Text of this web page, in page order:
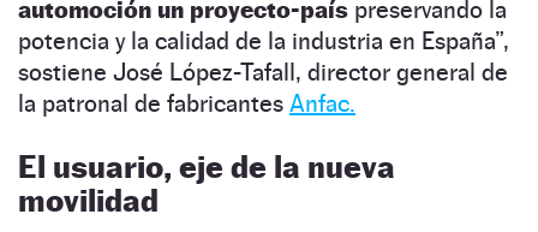
automoción un proyecto-país preservando la
potencia y la calidad de la industria en España”,
sostiene José López-Tafall, director general de
la patronal de fabricantes Anfac.
El usuario, eje de la nueva
movilidad